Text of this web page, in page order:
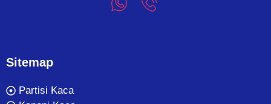
Sitemap
Partisi Kaca